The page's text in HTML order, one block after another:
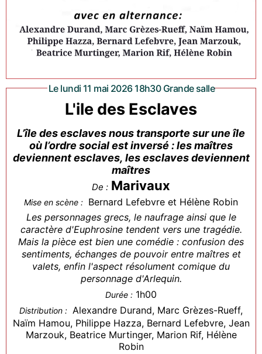
Le lundi 11 mai 2026 18h30 Grande salle
L'ile des Esclaves
L’île des esclaves nous transporte sur une île
où l’ordre social est inversé : les maîtres
deviennent esclaves, les esclaves deviennent
maîtres
De : Marivaux
Mise en scène : Bernard Lefebvre et Hélène Robin
Les personnages grecs, le naufrage ainsi que le
caractère d'Euphrosine tendent vers une tragédie.
Mais la pièce est bien une comédie : confusion des
sentiments, échanges de pouvoir entre maîtres et
valets, enfin l'aspect résolument comique du
personnage d'Arlequin.
Durée : 1h00
Distribution : Alexandre Durand, Marc Grèzes-Rueff,
Naïm Hamou, Philippe Hazza, Bernard Lefebvre, Jean
Marzouk, Beatrice Murtinger, Marion Rif, Hélène
Robin